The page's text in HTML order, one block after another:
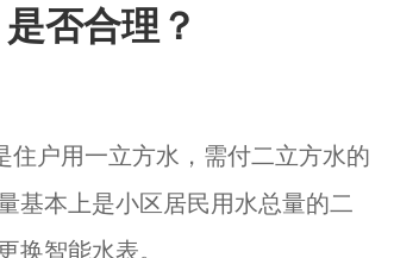
否合理？
户用一立方水，需付二立方水的
基本上是小区居民用水总量的二
换智能水表。